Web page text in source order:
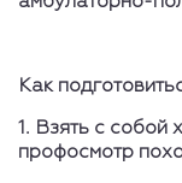
Как
1. Взять с собой
профосмотр